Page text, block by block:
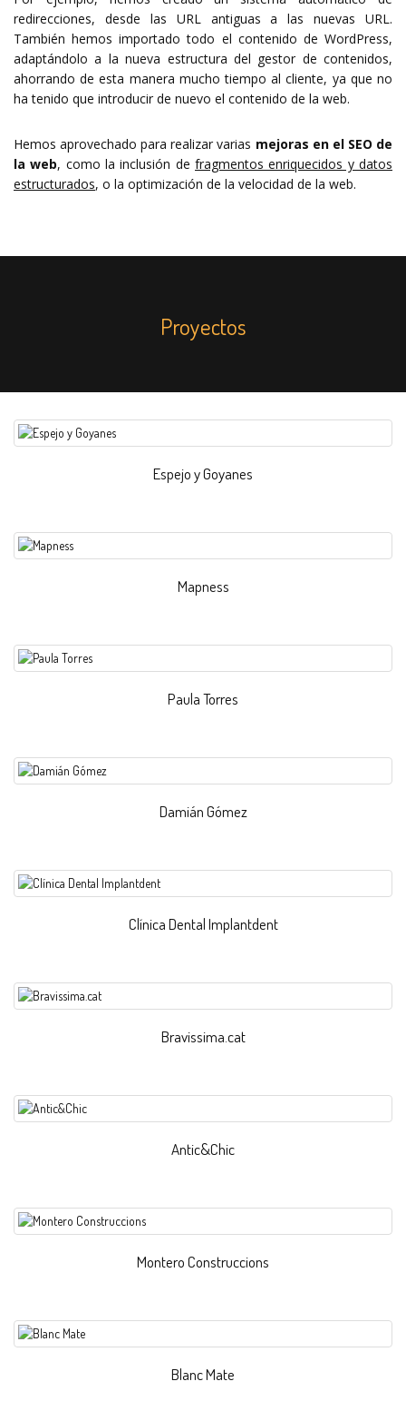
redirecciones, desde las URL antiguas a las nuevas URL.
También hemos importado todo el contenido de WordPress,
adaptándolo a la nueva estructura del gestor de contenidos,
ahorrando de esta manera mucho tiempo al cliente, ya que no
ha tenido que introducir de nuevo el contenido de la web.
Hemos aprovechado para realizar varias mejoras en el SEO de
la web, como la inclusión defragmentos enriquecidos y datos
estructurados, o la optimización de la velocidad de la web.
Proyectos
Espejo y Goyanes
Mapness
Paula Torres
Damián Gómez
Clínica Dental Implantdent
Bravissima.cat
Antic&Chic
Montero Construccions
Blanc Mate